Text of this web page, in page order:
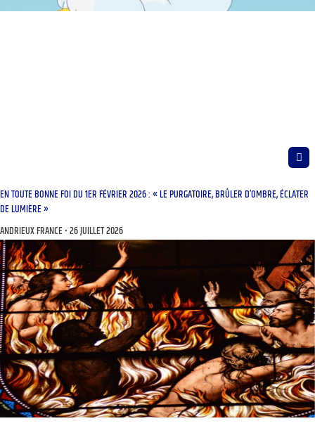
EN TOUTE BONNE FOI DU 1ER FÉVRIER 2026 : « LE PURGATOIRE, BRÛLER D’OMBRE, ÉCLATER
DE LUMIÈRE »
ANDRIEUX FRANCE 26 JUILLET 2026